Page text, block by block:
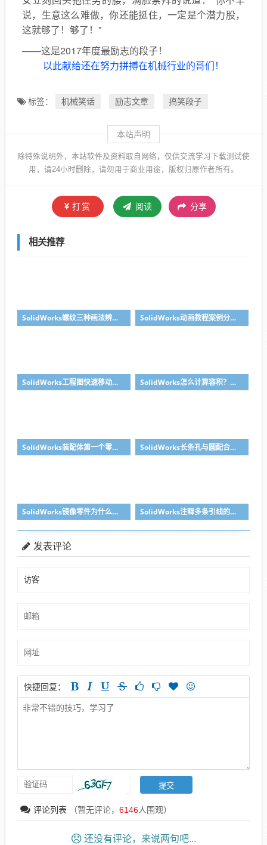
说，生意这么难做，你还能挺住，一定是个潜力股，
这就够了！够了！"
——这是2017年度最励志的段子！
以此献给还在努力拼搏在机械行业的哥们！
标签： 机械笑话 励志文章 搞笑段子
本站声明
除特殊说明外，本站软件及资料取自网络，仅供交流学习下载测试使
用，请24小时删除，请勿用于商业用途，版权归原作者所有。
打赏 阅读 分享
相关推荐
SolidWorks螺纹三种画法辨析异同：装饰螺纹线、螺柱向导、螺纹特征 SolidWorks动画教程案例分享之圆管分料动画，重力自然滑落
SolidWorks工程图快速移动视图位置技巧，溪风实战分享 SolidWorks怎么计算容积？容器的体积？
SolidWorks装配体第一个零件怎么固定到中心原点？90%的人一开始就做错了 SolidWorks长条孔与圆配合，槽口与圆配合超快方法
SolidWorks镜像零件为什么不对称？镜像命令使用详解 SolidWorks注释多条引线的方法步骤
发表评论
快捷回复：
评论列表 （暂无评论， 6146人围观）
还没有评论，来说两句吧...